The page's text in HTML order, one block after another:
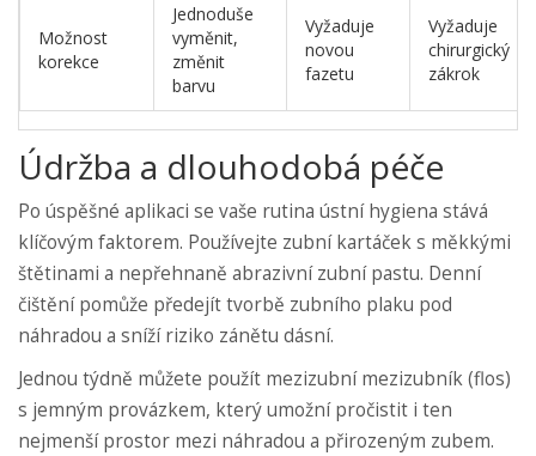
Možnost
korekce
Jednoduše
vyměnit,
změnit
barvu
Vyžaduje
novou
fazetu
Vyžaduje
chirurgický
zákrok
Údržba a dlouhodobá péče
Po úspěšné aplikaci se vaše rutina ústní hygiena stává
klíčovým faktorem. Používejte zubní kartáček s měkkými
štětinami a nepřehnaně abrazivní zubní pastu. Denní
čištění pomůže předejít tvorbě zubního plaku pod
náhradou a sníží riziko zánětu dásní.
Jednou týdně můžete použít mezizubní mezizubník (flos)
s jemným provázkem, který umožní pročistit i ten
nejmenší prostor mezi náhradou a přirozeným zubem.